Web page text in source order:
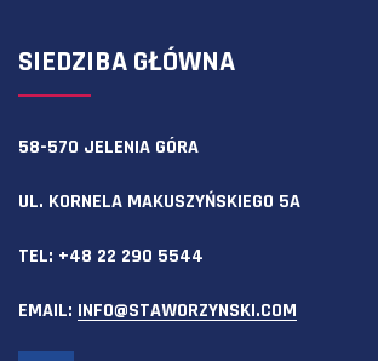
SIEDZIBA GŁÓWNA
58-570 JELENIA GÓRA
UL. KORNELA MAKUSZYŃSKIEGO 5A
TEL: +48 22 290 5544
EMAIL: INFO@STAWORZYNSKI.COM